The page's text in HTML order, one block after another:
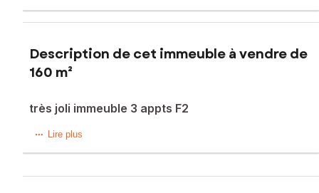
Description de cet immeuble à vendre de
160 m²
très joli immeuble 3 appts F2
Situé à Mulhouse (68200), ce charmant immeuble offre un
une taxe foncière de 1721€ et un accès à la fibre, ce bien
Lire plus